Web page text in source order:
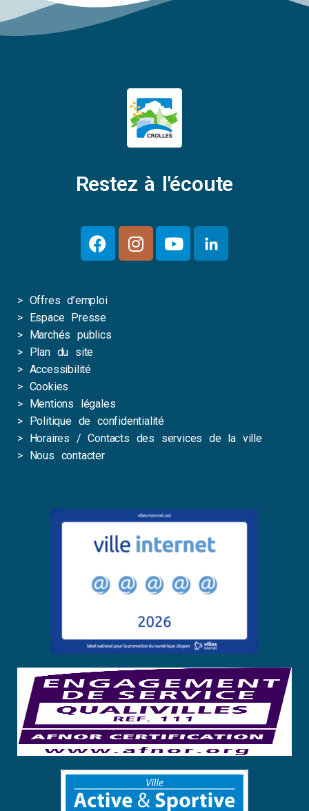
Restez à l'écoute
> Offres d’emploi
>
Espace Presse
>
Marchés publics
>
Plan du site
> Accessibilité
> Cookies
>
Mentions légales
>
Politique de confidentialité
>
Horaires / Contacts des services de la ville
>
Nous contacter